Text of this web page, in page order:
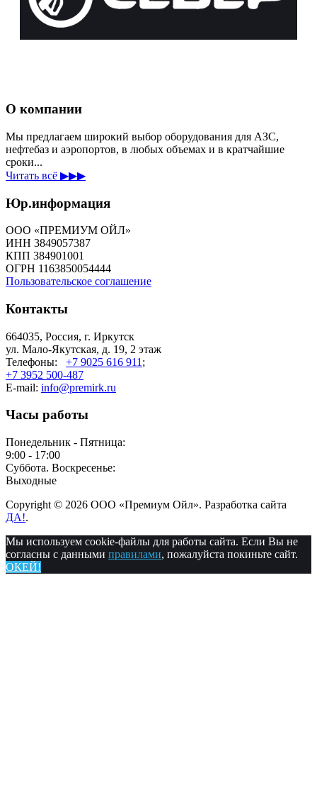
О компании
Мы предлагаем широкий выбор оборудования для АЗС,
нефтебаз и аэропортов, в любых объемах и в кратчайшие
сроки...
Читать всё ▶▶▶
Юр.информация
ООО «ПРЕМИУМ ОЙЛ»
ИНН 3849057387
КПП 384901001
ОГРН 1163850054444
Пользовательское соглашение
Контакты
664035, Россия, г. Иркутск
ул. Мало-Якутская, д. 19, 2 этаж
Телефоны: +7 9025 616 911 ;
+7 3952 500-487
E-mail: info@premirk.ru
Часы работы
Понедельник - Пятница:
9:00 - 17:00
Суббота. Воскресенье:
Выходные
Copyright © 2026 ООО «Премиум Ойл». Разработка сайта
ДА!.
Мы используем cookie-файлы для работы сайта. Если Вы не
согласны с данными правилами, пожалуйста покиньте сайт.
ОКЕЙ!